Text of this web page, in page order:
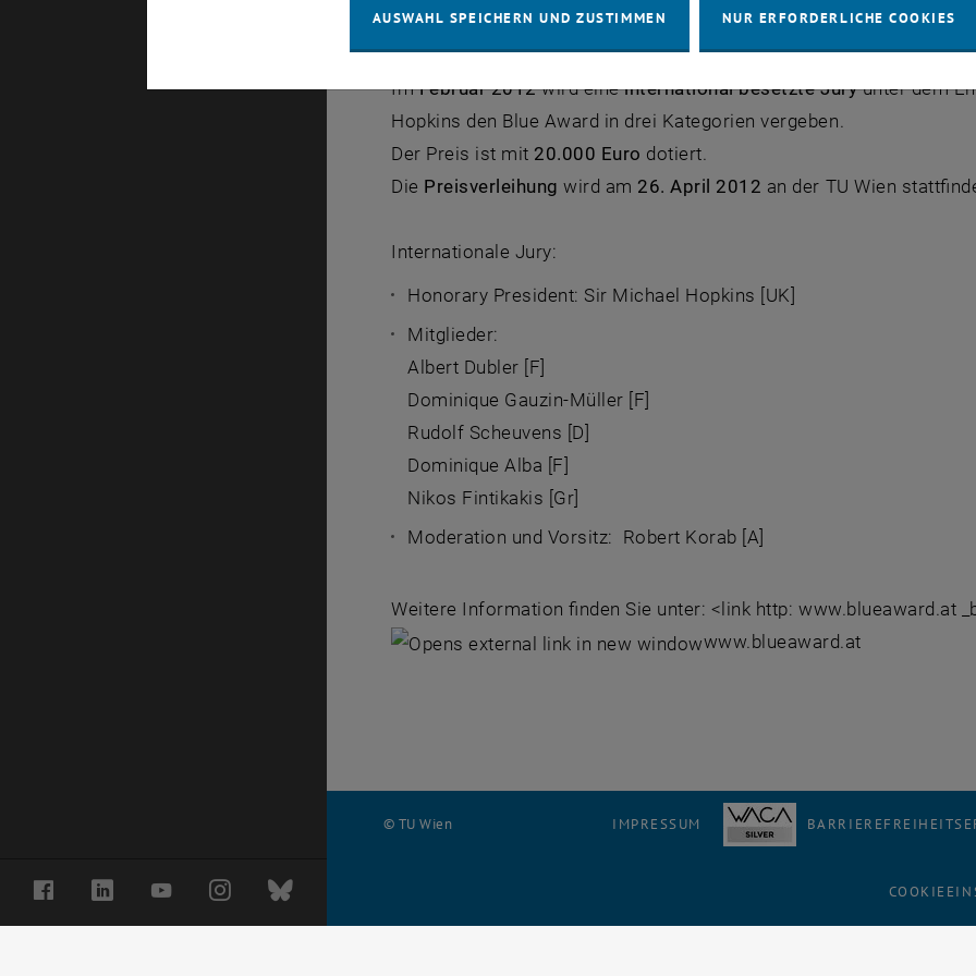
FacebookLinkedInYouTubeInstagramBluesky
Architektur-, Raumplanungs-, und Stadtplanungsausbildung zu
Studierenden auf diesem Gebiet zu unterstützen.
ImFebruar 2012wird eineinternational besetzte Juryunter dem
Hopkins den Blue Award in drei Kategorien vergeben.
Der Preis ist mit 20.000 Euro dotiert.
Die Preisverleihung wird am 26. April 2012 an der TU Wien
Internationale Jury:
Honorary President: Sir Michael Hopkins [UK]
Mitglieder:
Albert Dubler [F]
Dominique Gauzin-Müller [F]
Rudolf Scheuvens [D]
Dominique Alba [F]
Nikos Fintikakis [Gr]
Moderation und Vorsitz: Robert Korab [A]
Weitere Information finden Sie unter: <link http: www.blueaward.at
www.blueaward.at
© TU Wien IMPRESSUM
AUSWAHL SPEICHERN UND ZUSTIMMEN NUR ERFORDERLICHE COOKIES